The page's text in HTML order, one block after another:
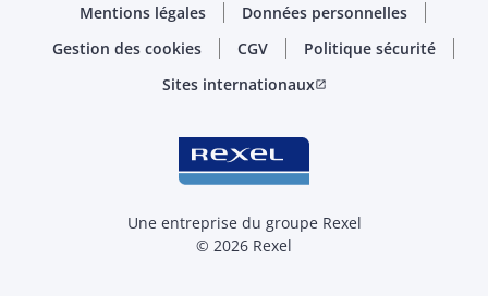
Mentions légales
Données personnelles
Gestion des cookies
CGV
Politique sécurité
Sites internationauxopen_in_new
Une entreprise du groupe Rexel
© 2026 Rexel